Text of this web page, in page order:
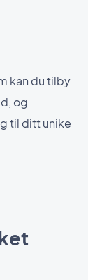
kan du tilby
og
til ditt unike